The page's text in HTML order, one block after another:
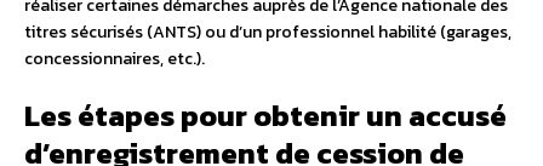
réaliser certaines démarches auprès de l’Agence nationale des
titres sécurisés (ANTS) ou d’un professionnel habilité (garages,
concessionnaires, etc.).
Les étapes pour obtenir un accusé
d’enregistrement de cession de